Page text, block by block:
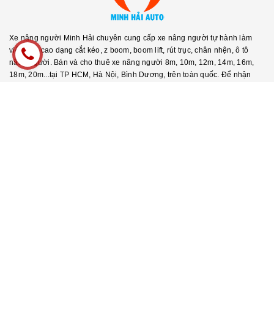
Xe nâng người Minh Hải chuyên cung cấp xe nâng người tự hành làm
việc trên cao dạng cắt kéo, z boom, boom lift, rút trục, chân nhện, ô tô
nâng người. Bán và cho thuê xe nâng người 8m, 10m, 12m, 14m, 16m,
18m, 20m...tại TP HCM, Hà Nội, Bình Dương, trên toàn quốc. Để nhận